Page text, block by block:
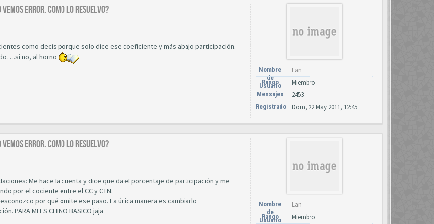
ERROR. COMO LO RESUELVO?
como decís porque solo dice ese coeficiente y más abajo participación.
no, al horno
Nombre
de
Usuario
Lan
Rango Miembro
Mensajes 2453
Registrado Dom, 22 May 2011, 12:45
ERROR. COMO LO RESUELVO?
Me hace la cuenta y dice que da el porcentaje de participación y me
por el cociente entre el CC y CTN.
por qué omite ese paso. La única manera es cambiarlo
PARA MI ES CHINO BASICO jaja
Nombre
de
Usuario
Lan
Rango Miembro